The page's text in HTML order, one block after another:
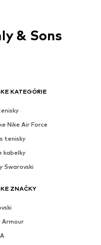
KATEGÓRIE
Nike Air Force
tenisky
kabelky
Swarovski
ZNAČKY
Armour
& Sons